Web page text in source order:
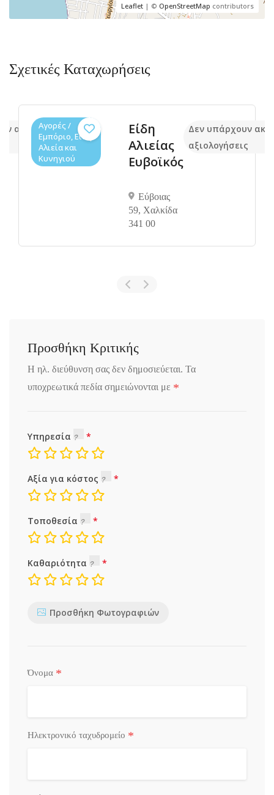
Leaflet | © OpenStreetMap contributors
Σχετικές Καταχωρήσεις
ακόμαΑγορές /
Εμπόριο, Είδη
Αλιεία και
Κυνηγιού
Είδη
Αλιείας
Ευβοϊκός
Εύβοιας
59, Χαλκίδα
341 00
Δεν υπάρχουν
αξιολογήσεις
Προσθήκη Κριτικής
Η ηλ. διεύθυνση σας δεν δημοσιεύεται. Τα
υποχρεωτικά πεδία σημειώνονται με *
Υπηρεσία
Αξία για κόστος
Τοποθεσία
Καθαριότητα
Προσθήκη Φωτογραφιών
Όνομα *
Ηλεκτρονικό ταχυδρομείο *